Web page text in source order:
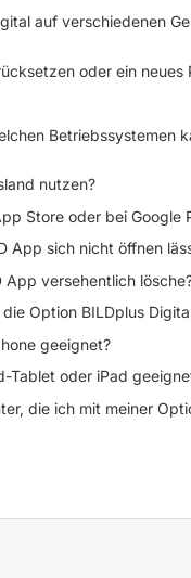
auf verschiedenen
oder ein neues
Betriebssystemen
nutzen?
Store oder bei Google
App sich nicht öffnen
App versehentlich
Option BILDplus
geeignet?
Tablet oder iPad
die ich mit meiner